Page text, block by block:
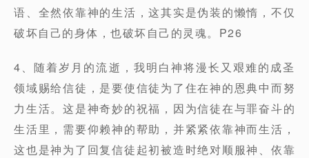
语、全然依靠神的生活，这其实是伪装的懒惰，不仅
破坏自己的身体，也破坏自己的灵魂。P26
4、随着岁月的流逝，我明白神将漫长又艰难的成圣
领域赐给信徒，是要使信徒为了住在神的恩典中而努
力生活。这是神奇妙的祝福，因为信徒在与罪奋斗的
生活里，需要仰赖神的帮助，并紧紧依靠神而生活，
这也是神为了回复信徒起初被造时绝对顺服神、依靠